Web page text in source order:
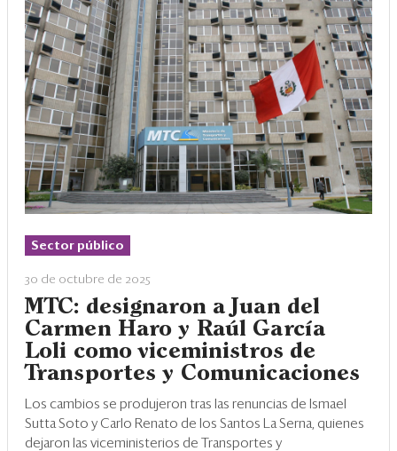
Sector público
30 de octubre de 2025
MTC: designaron a Juan del
Carmen Haro y Raúl García
Loli como viceministros de
Transportes y Comunicaciones
Los cambios se produjeron tras las renuncias de Ismael
Sutta Soto y Carlo Renato de los Santos La Serna, quienes
dejaron las viceministerios de Transportes y